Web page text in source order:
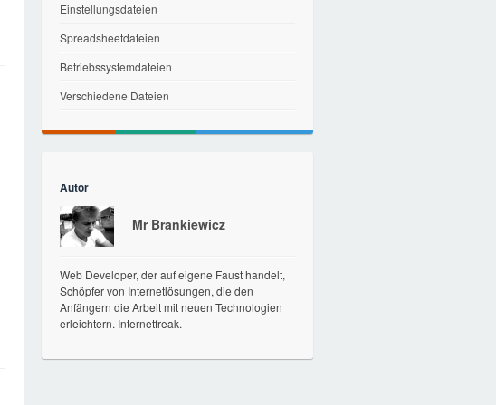
Einstellungsdateien
Spreadsheetdateien
Betriebssystemdateien
Verschiedene Dateien
Autor
Mr Brankiewicz
Web Developer, der auf eigene Faust handelt,
Schöpfer von Internetlösungen, die den
Anfängern die Arbeit mit neuen Technologien
erleichtern. Internetfreak.